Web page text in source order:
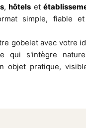
,hôtels et
simple, fiable
gobelet avec votre
qui s'intègre
objet pratique,